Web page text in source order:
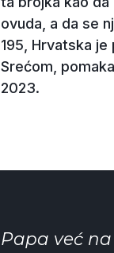
ovuda, a da se
195, Hrvatska
Srećom,
2023.
Papa već